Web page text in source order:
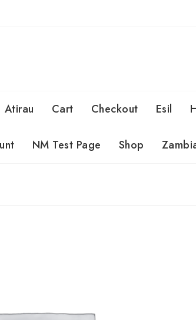
Atirau Cart Checkout Esil
NM Test Page Shop